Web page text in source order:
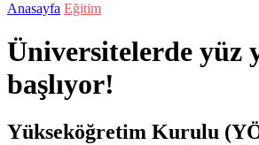
Anasayfa Eğitim
Üniversitelerde yüz
başlıyor!
Yükseköğretim Kurulu